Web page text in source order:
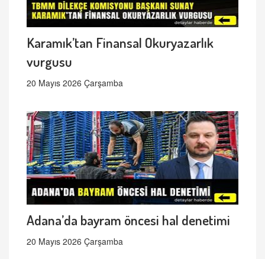
Karamık’tan Finansal Okuryazarlık
vurgusu
20 Mayıs 2026 Çarşamba
Adana’da bayram öncesi hal denetimi
20 Mayıs 2026 Çarşamba